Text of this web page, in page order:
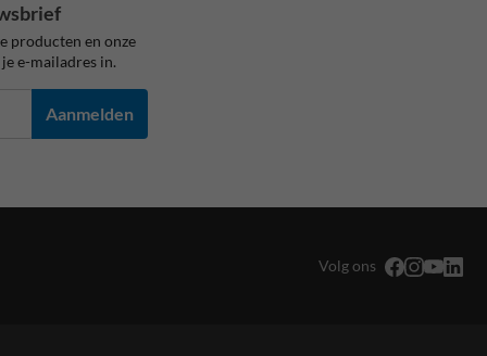
producten en onze
e-mailadres in.
Aanmelden
Volg ons